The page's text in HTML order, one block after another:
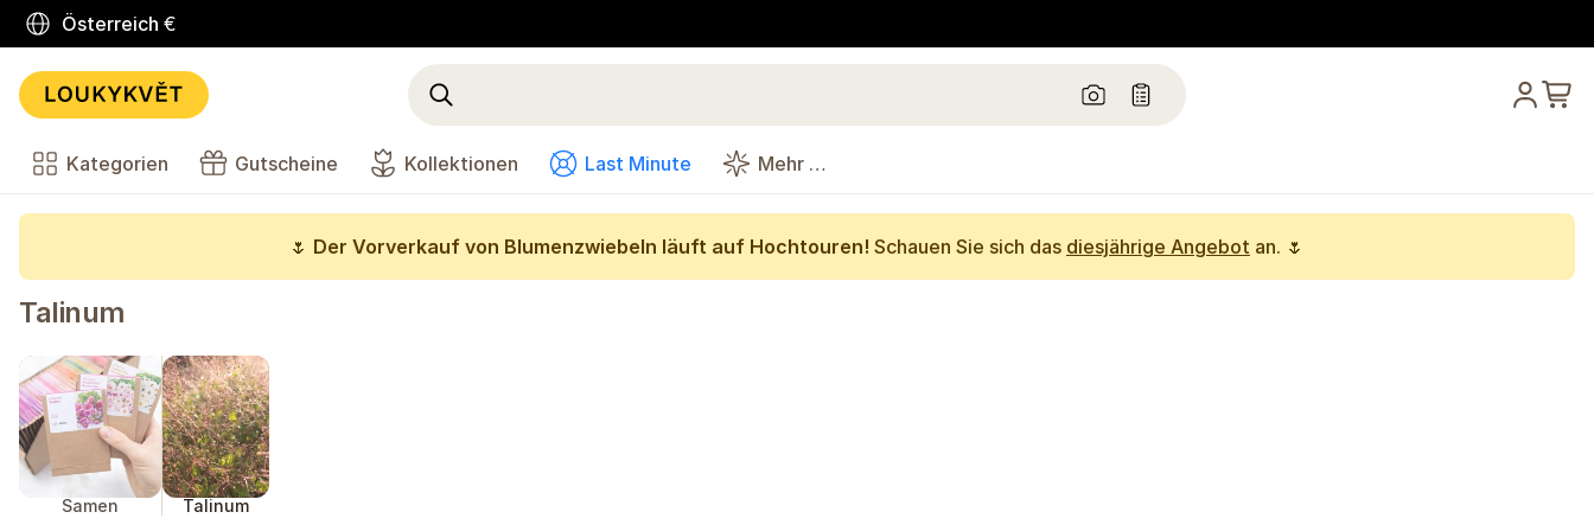
Österreich €
Kategorien Gutscheine Kollektionen Last Minute Mehr …
🌷 Der Vorverkauf von Blumenzwiebeln läuft auf Hochtouren! Schauen Sie sich das diesjährige Angebot an. 🌷
Talinum
Samen Talinum